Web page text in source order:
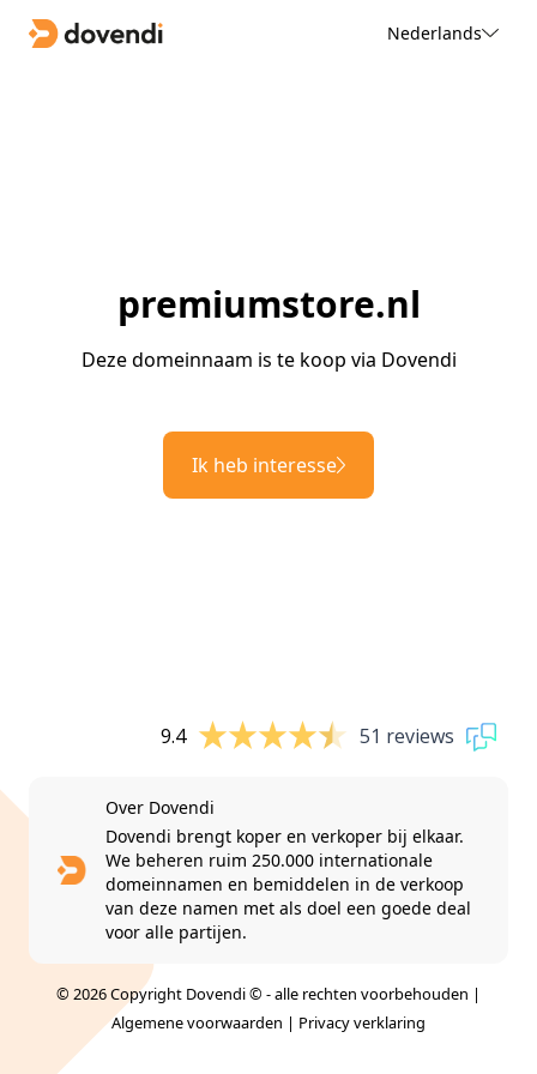
Nederlands
premiumstore.nl
Deze domeinnaam is te koop via Dovendi
Ik heb interesse
9.4 51 reviews
Over Dovendi
Dovendi brengt koper en verkoper bij elkaar.
We beheren ruim 250.000 internationale
domeinnamen en bemiddelen in de verkoop
van deze namen met als doel een goede deal
voor alle partijen.
© 2026 Copyright Dovendi © - alle rechten voorbehouden |
Algemene voorwaarden | Privacy verklaring